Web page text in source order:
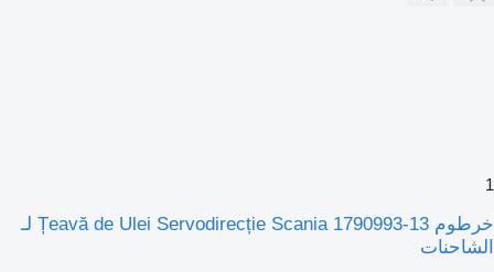
1
خرطوم Țeavă de Ulei Servodirecție Scania 1790993-13 لـ
الشاحنات